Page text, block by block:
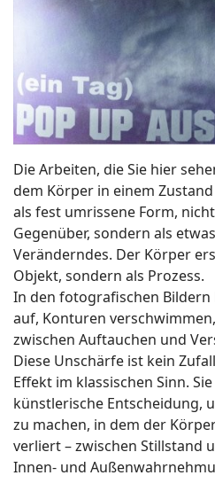
Die Arbeiten, die Sie hier
dem Körper in einem
als fest umrissene Form,
Gegenüber, sondern als
Veränderndes. Der Körper
Objekt, sondern als Prozess.
In den fotografischen Bildern
auf, Konturen
zwischen Auftauchen und
Diese Unschärfe ist kein
Effekt im klassischen Sinn.
künstlerische Entscheidung,
zu machen, in dem der
verliert – zwischen Stillstand
Innen- und